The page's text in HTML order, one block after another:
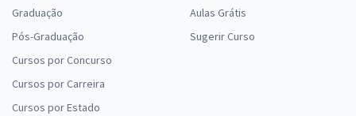
Graduação
Pós-Graduação
Cursos por Concurso
Cursos por Carreira
Cursos por Estado
Aulas Grátis
Sugerir Curso